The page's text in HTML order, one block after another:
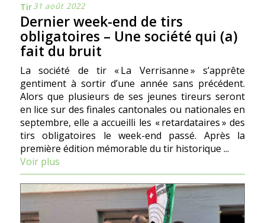
Tir31 août 2022
Dernier week-end de tirs
obligatoires – Une société qui (a)
fait du bruit
La société de tir « La Verrisanne » sʼapprête
gentiment à sortir dʼune année sans précédent.
Alors que plusieurs de ses jeunes tireurs seront
en lice sur des finales cantonales ou nationales en
septembre, elle a accueilli les « retardataires » des
tirs obligatoires le week-end passé. Après la
première édition mémorable du tir historique ...
Voir plus